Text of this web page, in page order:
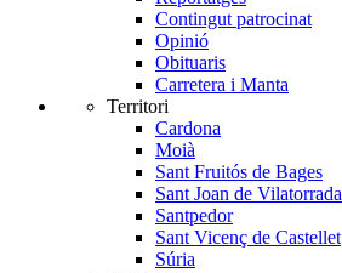
Contingut patrocinat
Opinió
Obituaris
Carretera i Manta
Territori
Cardona
Moià
Sant Fruitós de Bages
Sant Joan de Vilatorrada
Santpedor
Sant Vicenç de Castellet
Súria